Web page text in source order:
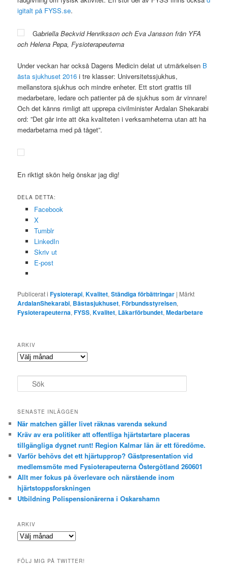
igitalt på FYSS.se.
Gabriella Beckvid Henriksson och Eva Jansson från YFA
och Helena Pepa, Fysioterapeuterna
Under veckan har också Dagens Medicin delat ut utmärkelsen B
ästa sjukhuset 2016 i tre klasser: Universitetssjukhus,
mellanstora sjukhus och mindre enheter. Ett stort grattis till
medarbetare, ledare och patienter på de sjukhus som är vinnare!
Och det känns rimligt att upprepa civilminister Ardalan Shekarabi
ord: ”Det går inte att öka kvaliteten i verksamheterna utan att ha
medarbetarna med på tåget”.
En riktigt skön helg önskar jag dig!
DELA DETTA:
Facebook
X
Tumblr
LinkedIn
Skriv ut
E-post
Publicerat i Fysioterapi,Kvalitet,Ständiga förbättringar | Märkt
ArdalanShekarabi, Bästasjukhuset,Förbundsstyrelsen,
Fysioterapeuterna,FYSS,Kvalitet, Läkarförbundet,Medarbetare
ARKIV
Arkiv
ö
SENASTE INLÄGGEN
När matchen gäller livet räknas varenda sekund
Kräv av era politiker att offentliga hjärtstartare placeras
tillgängliga dygnet runt! Region Kalmar län är ett föredöme.
Varför behövs det ett hjärtupprop? Gästpresentation vid
medlemsmöte med Fysioterapeuterna Östergötland 260601
Allt mer fokus på överlevare och närstående inom
hjärtstoppsforskningen
Utbildning Polispensionärerna i Oskarshamn
ARKIV
Arkiv
FÖLJ MIG PÅ TWITTER!